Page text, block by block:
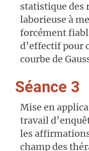
statistique des
laborieuse à
forcément
d’effectif pour
courbe de
Séance 3
Mise en
travail
les
champ des